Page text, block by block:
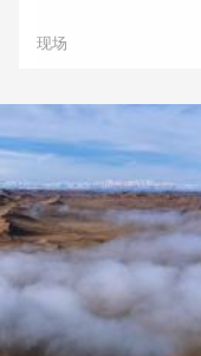
现场
常年平均气温19摄氏度，夏